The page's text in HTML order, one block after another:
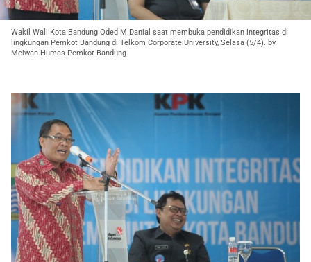
Wakil Wali Kota Bandung Oded M Danial saat membuka pendidikan integritas di
lingkungan Pemkot Bandung di Telkom Corporate University, Selasa (5/4). by
Meiwan Humas Pemkot Bandung.